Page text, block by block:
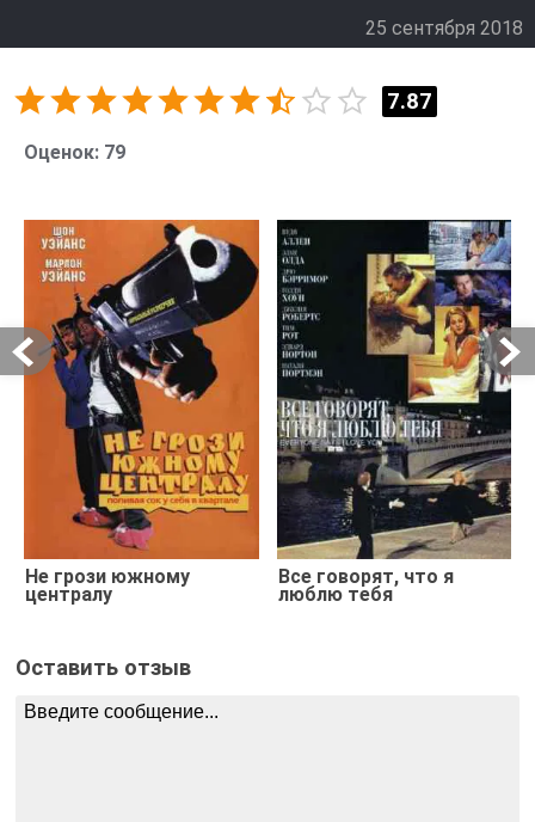
25 сентября 2018
7.87
Оценок: 79
Не грози южному
централу
Все говорят, что я
люблю тебя
Оставить отзыв